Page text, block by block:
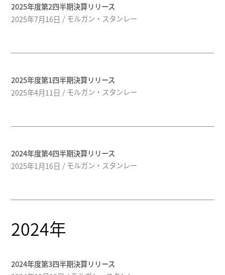
2025年度第2四半期決算リリース
2025年7月16日
モルガン・スタンレー
2025年度第1四半期決算リリース
2025年4月11日
モルガン・スタンレー
2024年度第4四半期決算リリース
2025年1月16日
モルガン・スタンレー
2024年
2024年度第3四半期決算リリース